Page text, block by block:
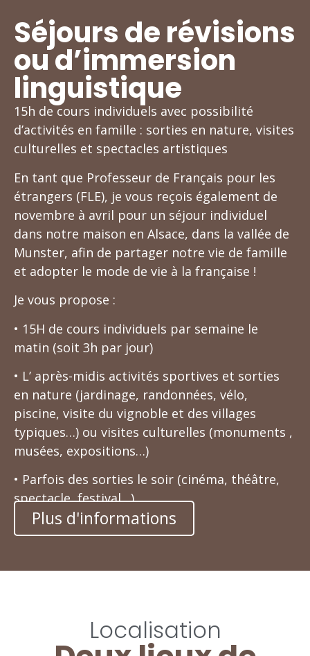
Séjours de révisions
ou d’immersion
linguistique
15h de cours individuels avec possibilité
d’activités en famille : sorties en nature, visites
culturelles et spectacles artistiques
En tant que Professeur de Français pour les
étrangers (FLE), je vous reçois également de
novembre à avril pour un séjour individuel
dans notre maison en Alsace, dans la vallée de
Munster, afin de partager notre vie de famille
et adopter le mode de vie à la française !
Je vous propose :
• 15H de cours individuels par semaine le
matin (soit 3h par jour)
• L’ après-midis activités sportives et sorties
en nature (jardinage, randonnées, vélo,
piscine, visite du vignoble et des villages
typiques…) ou visites culturelles (monuments ,
musées, expositions…)
• Parfois des sorties le soir (cinéma, théâtre,
spectacle, festival…)
Plus d'informations
Localisation